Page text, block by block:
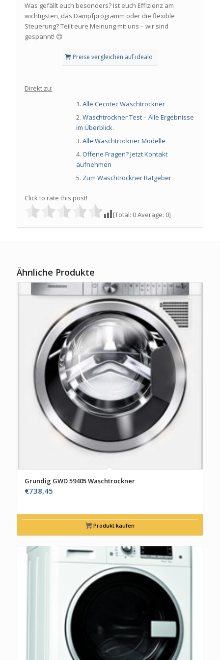
Was gefällt euch besonders? Ist euch Effizienz am
wichtigsten, das Dampfprogramm oder die flexible
Steuerung? Teilt eure Meinung mit uns – wir sind
gespannt! 😊
Preise vergleichen auf idealo
Direkt zu:
Alle Cecotec Waschtrockner
Waschtrockner Test – Alle Ergebnisse
im Überblick.
Alle Waschtrockner Modelle
Offene Fragen? Jetzt Kontakt
aufnehmen
Zum Waschtrockner Ratgeber
Click to rate this post!
[Total: 0Average: 0]
Ähnliche Produkte
Grundig GWD 59405 Waschtrockner
€738,45
Produkt kaufen